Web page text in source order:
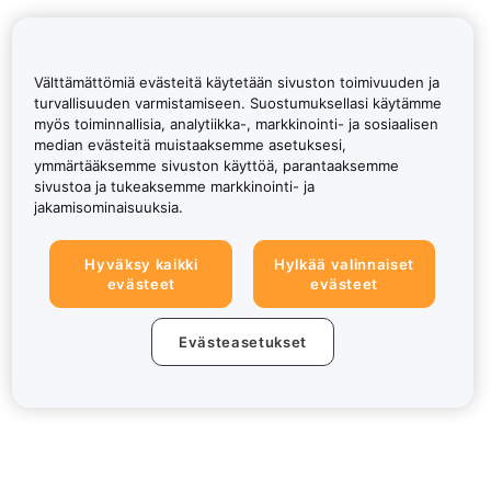
Välttämättömiä evästeitä käytetään sivuston toimivuuden ja
turvallisuuden varmistamiseen. Suostumuksellasi käytämme
myös toiminnallisia, analytiikka-, markkinointi- ja sosiaalisen
median evästeitä muistaaksemme asetuksesi,
ymmärtääksemme sivuston käyttöä, parantaaksemme
sivustoa ja tukeaksemme markkinointi- ja
jakamisominaisuuksia.
Hyväksy kaikki
evästeet
Hylkää valinnaiset
evästeet
Evästeasetukset